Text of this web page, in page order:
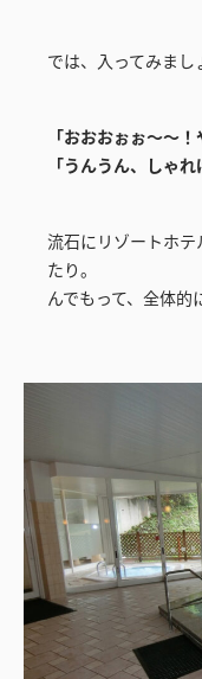
では、入ってみまし
「おおおぉぉ～～
「うんうん、しゃれ
流石にリゾートホ
たり。
んでもって、全体的